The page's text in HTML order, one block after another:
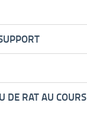
DE RAT AU